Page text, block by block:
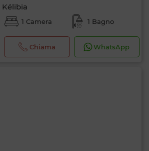
1 Camera 1 Bagno
Chiama WhatsApp